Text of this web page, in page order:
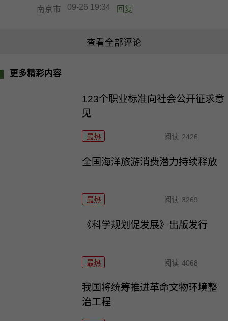
南京市 09-26 19:34 回复
查看全部评论
更多精彩内容
123个职业标准向社会公开征求意
见
最热 阅读 2426
全国海洋旅游消费潜力持续释放
最热 阅读 3269
《科学规划促发展》出版发行
最热 阅读 4068
我国将统筹推进革命文物环境整
治工程